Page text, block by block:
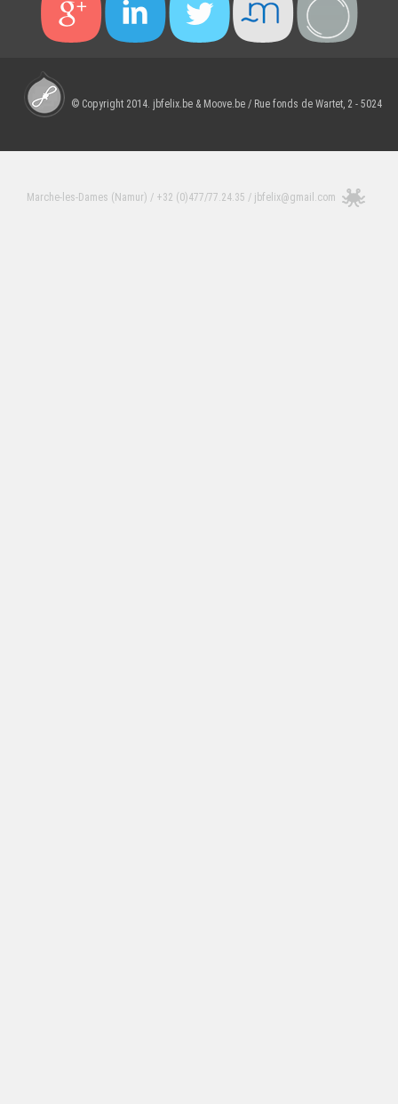
© Copyright 2014. jbfelix.be & Moove.be / Rue fonds de Wartet, 2 - 5024
Marche-les-Dames (Namur) / +32 (0)477/77.24.35 / jbfelix@gmail.com